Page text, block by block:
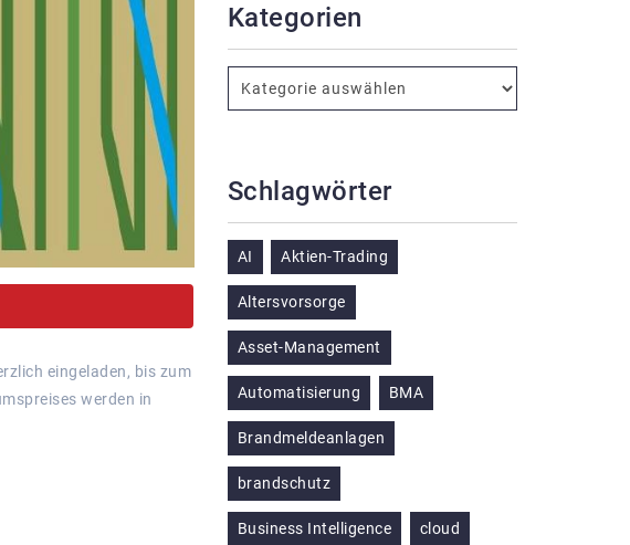
eingeladen, bis zum
werden in
Kategorien
Schlagwörter
AI Aktien-Trading
Altersvorsorge
Asset-Management
Automatisierung BMA
Brandmeldeanlagen
brandschutz
Business Intelligence cloud